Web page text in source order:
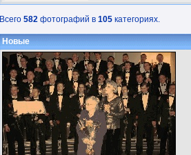
Всего 582 фотографий в 105 категориях.
Новые